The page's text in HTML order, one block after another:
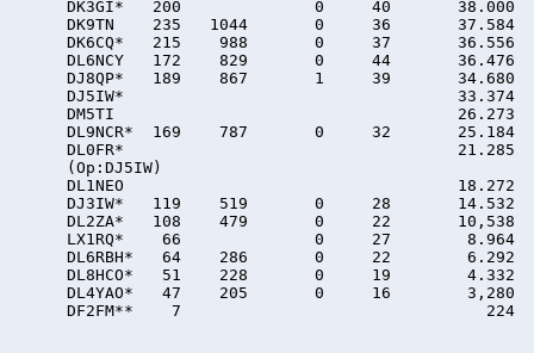
      DK3GI*   200              0     40       38.000
      DK9TN    235   1044       0     36       37.584
      DK6CQ*   215    988       0     37       36.556
      DL6NCY   172    829       0     44       36.476
      DJ8QP*   189    867       1     39       34.680
      DJ5IW*                                   33.374
      DM5TI                                    26.273
      DL9NCR*  169    787       0     32       25.184
      DL0FR*                                   21.285
      (Op:DJ5IW)
      DL1NEO                                   18.272
      DJ3IW*   119    519       0     28       14.532
      DL2ZA*   108    479       0     22       10,538
      LX1RQ*    66              0     27        8.964
      DL6RBH*   64    286       0     22        6.292
      DL8HCO*   51    228       0     19        4.332
      DL4YAO*   47    205       0     16        3,280
      DF2FM**    7                                224